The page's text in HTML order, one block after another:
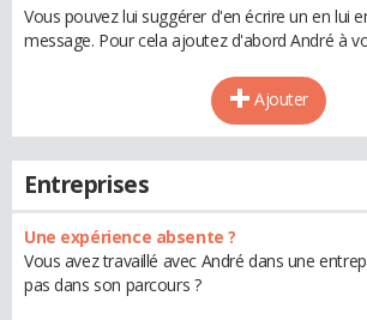
Vous pouvez lui suggérer d'en écrire un en lui
message. Pour cela ajoutez d'abord André à
Ajouter
Entreprises
Une expérience absente ?
Vous avez travaillé avec André dans une
pas dans son parcours ?